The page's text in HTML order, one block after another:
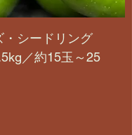
・シードリング
／約15玉～25